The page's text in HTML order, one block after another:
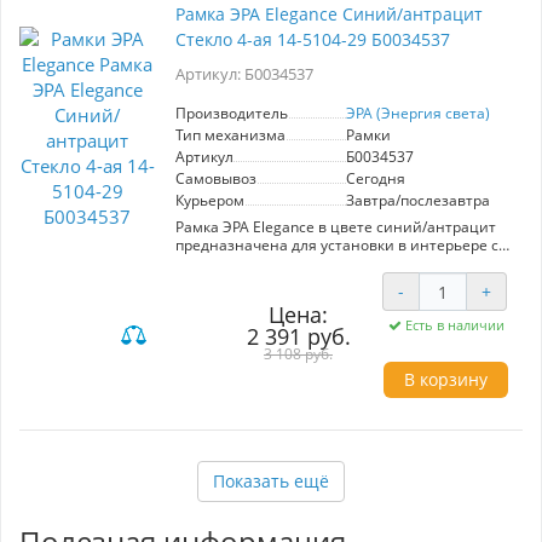
электрических устройств Преимущества: -
Элегантный дизайн, который гармонично
установки и замены модулей. - Долговечность
станет отличным дополнением для вашего
дома или офиса, сочетая функциональность и
современный стиль.
Рамка ЭРА Elegance Синий/антрацит
Стекло 4-ая 14-5104-29 Б0034537
Артикул: Б0034537
Производитель
ЭРА (Энергия света)
Тип механизма
Рамки
Артикул
Б0034537
Самовывоз
Сегодня
Курьером
Завтра/послезавтра
Рамка ЭРА Elegance в цвете синий/антрацит
предназначена для установки в интерьере с
модель 14-5104-29, включает четыре модуля,
что позволяет удобно разместить несколько
устройств, таких как выключатели и розетки, в
одном месте. Основные характеристики: -
Материал: стекло, обеспечивающее стильный
внешний вид и легкость в уходе. - Цветовая
гамма: синий/антрацит, гармонично
Количество модулей: 4, что обеспечивает
Преимущества: простота установки,
долговечность материалов, элегантный
дизайн, который подчеркивает современный
— это идеальное решение для тех, кто ценит
Цена:
2 391 руб.
3 108 руб.
- +
Есть в наличии
В корзину
Показать ещё